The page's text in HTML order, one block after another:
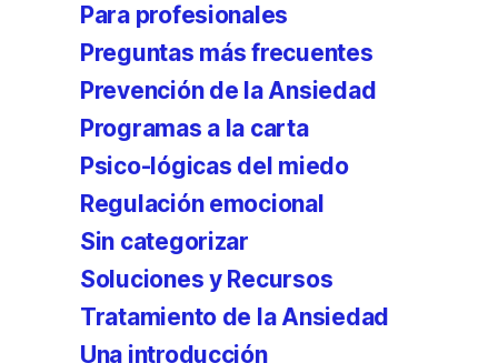
Para profesionales
Preguntas más frecuentes
Prevención de la Ansiedad
Programas a la carta
Psico-lógicas del miedo
Regulación emocional
Sin categorizar
Soluciones y Recursos
Tratamiento de la Ansiedad
Una introducción